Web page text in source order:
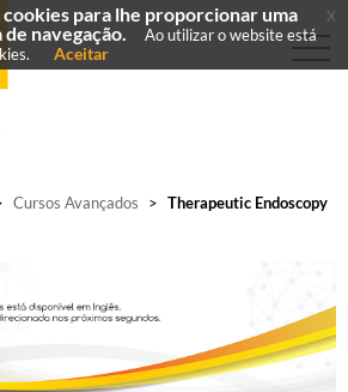
Cursos Avançados > Therapeutic Endoscopy
para lhe proporcionar uma
navegação.
Ao utilizar o website está
Aceitar
x